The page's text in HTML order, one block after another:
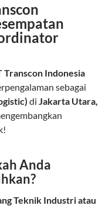
Transcon Indonesia
sebagai
di Jakarta Utara,
Anda
Teknik Industri atau